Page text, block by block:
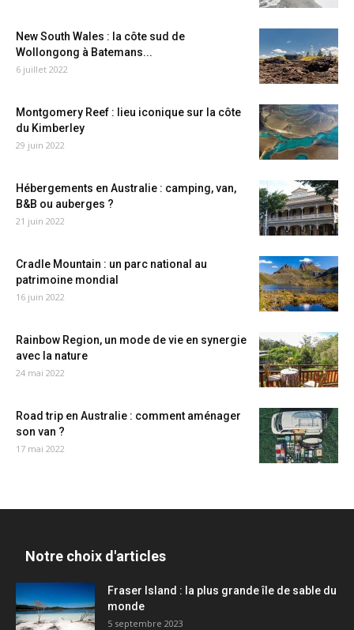
New South Wales : la côte sud de
Wollongong à Batemans...
6 juillet 2022
Montgomery Reef : lieu iconique sur la côte
du Kimberley
29 juin 2022
Hébergements en Australie : camping, van,
B&B ou auberges ?
21 juin 2022
Cradle Mountain : un parc national au
patrimoine mondial
16 juin 2022
Rainbow Region, un mode de vie en synergie
avec la nature
24 mai 2022
Road trip en Australie : comment aménager
son van ?
17 mai 2022
Notre choix d'articles
Fraser Island : la plus grande île de sable du
monde
5 septembre 2023